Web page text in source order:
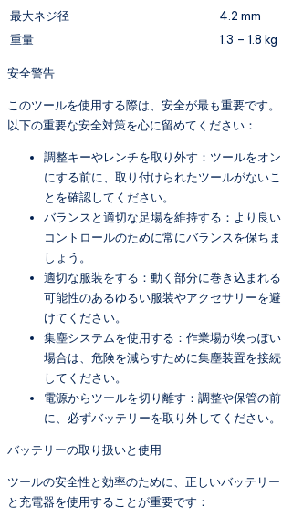
最大ネジ径
4.2 mm
重量
1.3 – 1.8 kg
安全警告
このツールを使用する際は、安全が最も重要です。
以下の重要な安全対策を心に留めてください：
調整キーやレンチを取り外す：ツールをオン
にする前に、取り付けられたツールがないこ
とを確認してください。
バランスと適切な足場を維持する：より良い
コントロールのために常にバランスを保ちま
しょう。
適切な服装をする：動く部分に巻き込まれる
可能性のあるゆるい服装やアクセサリーを避
けてください。
集塵システムを使用する：作業場が埃っぽい
場合は、危険を減らすために集塵装置を接続
してください。
電源からツールを切り離す：調整や保管の前
に、必ずバッテリーを取り外してください。
バッテリーの取り扱いと使用
ツールの安全性と効率のために、正しいバッテリー
と充電器を使用することが重要です：